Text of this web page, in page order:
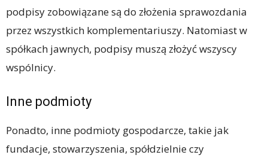
podpisy zobowiązane są do złożenia sprawozdania
przez wszystkich komplementariuszy. Natomiast w
spółkach jawnych, podpisy muszą złożyć wszyscy
wspólnicy.
Inne podmioty
Ponadto, inne podmioty gospodarcze, takie jak
fundacje, stowarzyszenia, spółdzielnie czy